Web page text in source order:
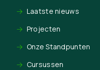
Laatste nieuws
Projecten
Onze Standpunten
Cursussen